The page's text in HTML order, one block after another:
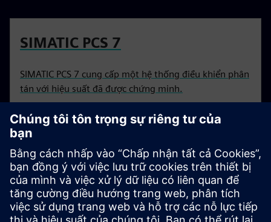
SIMATIC PCS 7
SIMATIC PCS 7 cung cấp một hệ thống điều khiển phân
tán với hiệu suất đã được chứng minh.
Digital transformation trong
ngành thực phẩm & đồ uống
Tìm hiểu về chuyển đổi kỹ thuật số trong ngành công
nghiệp thực phẩm và đồ uống.